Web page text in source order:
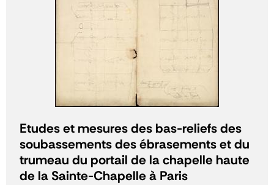
Etudes et mesures des bas-reliefs des
soubassements des ébrasements et du
trumeau du portail de la chapelle haute
de la Sainte-Chapelle à Paris